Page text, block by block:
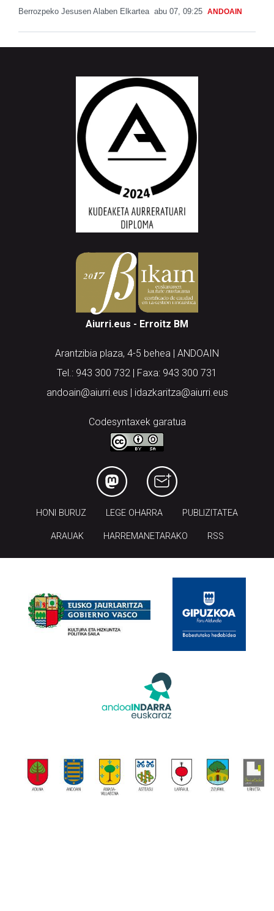
Berrozpeko Jesusen Alaben Elkartea abu 07, 09:25 ANDOAIN
Aiurri.eus - Erroitz BM
Arantzibia plaza, 4-5 behea | ANDOAIN
Tel.: 943 300 732 | Faxa: 943 300 731
andoain@aiurri.eus | idazkaritza@aiurri.eus
Codesyntaxek garatua
HONI BURUZ LEGE OHARRA PUBLIZITATEA
ARAUAK HARREMANETARAKO RSS